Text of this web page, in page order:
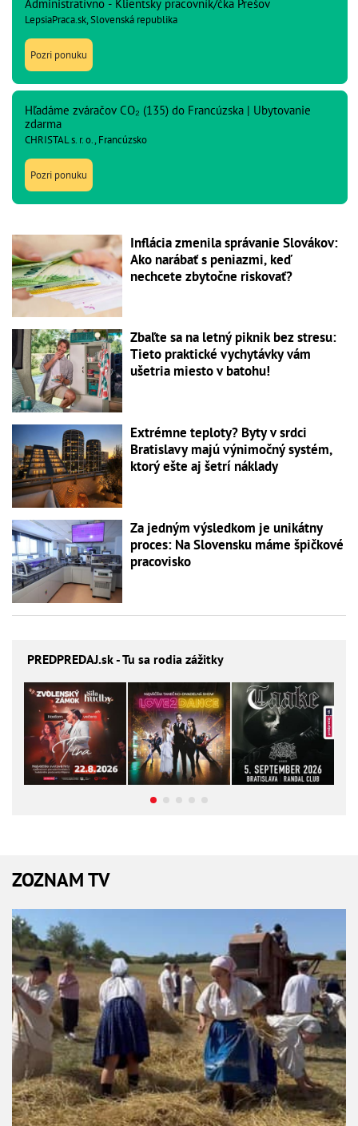
Administratívno - Klientsky pracovník/čka Prešov
LepsiaPraca.sk, Slovenská republika
Pozri ponuku
Hľadáme zváračov CO₂ (135) do Francúzska | Ubytovanie
zdarma
CHRISTAL s. r. o., Francúzsko
Pozri ponuku
Inflácia zmenila správanie Slovákov:
Ako narábať s peniazmi, keď
nechcete zbytočne riskovať?
Zbaľte sa na letný piknik bez stresu:
Tieto praktické vychytávky vám
ušetria miesto v batohu!
Extrémne teploty? Byty v srdci
Bratislavy majú výnimočný systém,
ktorý ešte aj šetrí náklady
Za jedným výsledkom je unikátny
proces: Na Slovensku máme špičkové
pracovisko
PREDPREDAJ.sk - Tu sa rodia zážitky
ZOZNAM TV